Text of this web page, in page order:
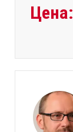
Цена: